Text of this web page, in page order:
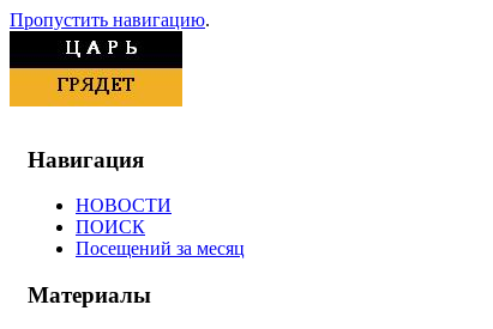
Пропустить навигацию.
Навигация
НОВОСТИ
ПОИСК
Посещений за месяц
Материалы